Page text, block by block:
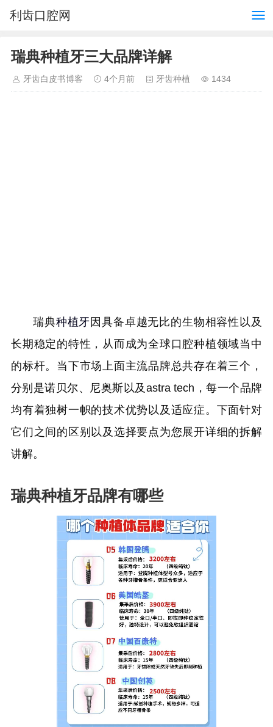
利齿口腔网
瑞典种植牙三大品牌详解
牙齿白皮书博客 4个月前 牙齿种植 1434
瑞典种植牙 因具备卓越无比的生物相容性以及
长期稳定的特性，从而成为全球口腔种植领域当中
的标杆。当下市场上面主流品牌总共存在着三个，
分别是诺贝尔、尼奥斯以及astra tech，每一个品牌
均有着独树一帜的技术优势以及适应症。下面针对
它们之间的区别以及选择要点为您展开详细的拆解
讲解。
瑞典种植牙品牌有哪些